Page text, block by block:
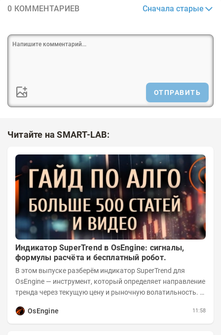
0 КОММЕНТАРИЕВ Сначала старые
ОТПРАВИТЬ
Читайте на SMART-LAB:
Индикатор SuperTrend в OsEngine: сигналы,
формулы расчёта и бесплатный робот.
В этом выпуске разберём индикатор SuperTrend для
OsEngine — инструмент, который определяет направление
тренда через текущую цену и рыночную волатильность. В
OsEngine
11:58